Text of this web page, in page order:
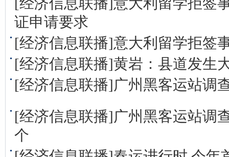
证申请要求
[经济信息联播]意大利留学拒签
[经济信息联播]黄岩：县道发生
[经济信息联播]广州黑客运站调
[经济信息联播]广州黑客运站调
个